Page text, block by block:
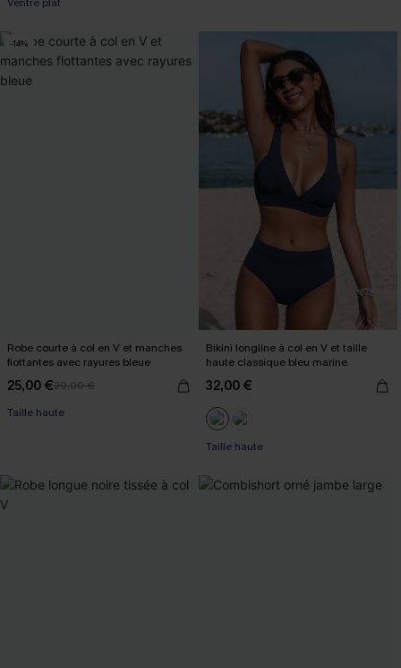
-14%
Robe courte à col en V et manches
flottantes avec rayures bleue
25,00 €29,00 €
Taille haute
Bikini longline à col en V et taille
haute classique bleu marine
32,00 €
Taille haute